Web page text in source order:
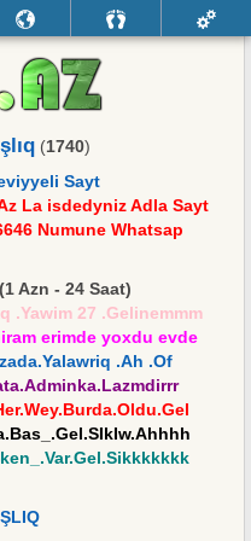
(1740)
Sayt
La isdedyniz Adla Sayt
Numune Whatsap
Azn - 24 Saat)
.Yawim 27 .Gelinemmm
erimde yoxdu evde
.Ah .Of